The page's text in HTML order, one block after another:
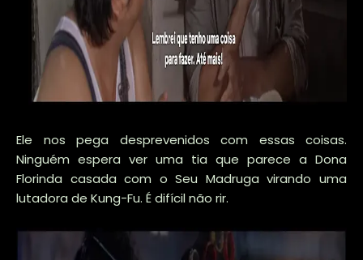
Ele nos pega desprevenidos com essas coisas.
Ninguém espera ver uma tia que parece a Dona
Florinda casada com o Seu Madruga virando uma
lutadora de Kung-Fu. É difícil não rir.